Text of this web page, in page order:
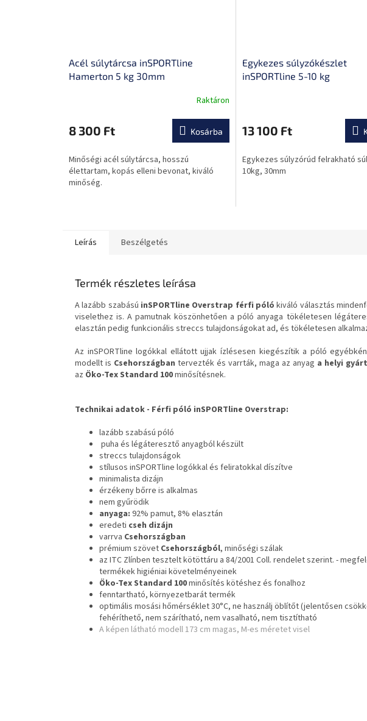
Acél súlytárcsa inSPORTline
Hamerton 5 kg 30mm
átlagos
értékelése
ből
0,0
csillag.
Raktáron
8 300 Ft Kosárba
Minőségi acél súlytárcsa, hosszú
élettartam, kopás elleni bevonat, kiváló
minőség.
Egykezes súlyzókészlet
inSPORTline 5-10 kg
13 100 Ft
Egykezes súlyzórúd felrakható
10kg, 30mm
Leírás Beszélgetés
Termék részletes leírása
A lazább szabású inSPORTline Overstrap férfi póló kiváló választás
viselethez is. A pamutnak köszönhetően a póló anyaga tökéletesen
elasztán pedig funkcionális streccs tulajdonságokat ad, és tökéletesen
Az inSPORTline logókkal ellátott ujjak ízlésesen kiegészítik a póló
modellt is Csehországban tervezték és varrták, maga az anyag a helyi
az Öko-Tex Standard 100minősítésnek.
Technikai adatok - Férfi póló inSPORTline Overstrap:
lazább szabású póló
puha és légáteresztő anyagból készült
streccs tulajdonságok
stílusos inSPORTline logókkal és feliratokkal díszítve
minimalista dizájn
érzékeny bőrre is alkalmas
nem gyűrödik
anyaga: 92% pamut, 8% elasztán
eredeti cseh dizájn
varrva Csehországban
prémium szövet Csehországból, minőségi szálak
az ITC Zlínben tesztelt kötöttáru a 84/2001 Coll. rendelet szerint. -
termékek higiéniai követelményeinek
Öko-Tex Standard 100minősítés kötéshez és fonalhoz
fenntartható, környezetbarát termék
optimális mosási hőmérséklet 30°C, ne használj öblítőt (jelentősen
fehéríthető, nem szárítható, nem vasalható, nem tisztítható
A képen látható modell 173 cm magas, M-es méretet visel